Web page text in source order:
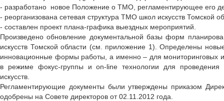
- разработано новое Положение о ТМО, регламентирующее его
- реорганизована сетевая структура ТМО школ искусств Томской
- составлен проект плана-графика выездных мероприятий.
Произведено обновление документальной базы форм
искусств Томской области (см. приложение 1). Определены
инновационные формы работы, а именно – для мониторинговых
в режиме фокус-группы и on-line технологии для
искусств.
Регламентирующие документы были утверждены приказом
одобрены на Совете директоров от 02.11.2012 года.